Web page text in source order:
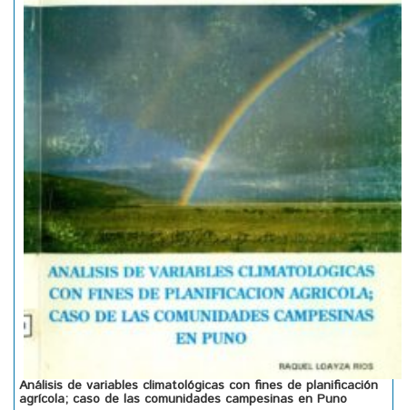
Análisis de variables climatológicas con fines de planificación
agrícola; caso de las comunidades campesinas en Puno